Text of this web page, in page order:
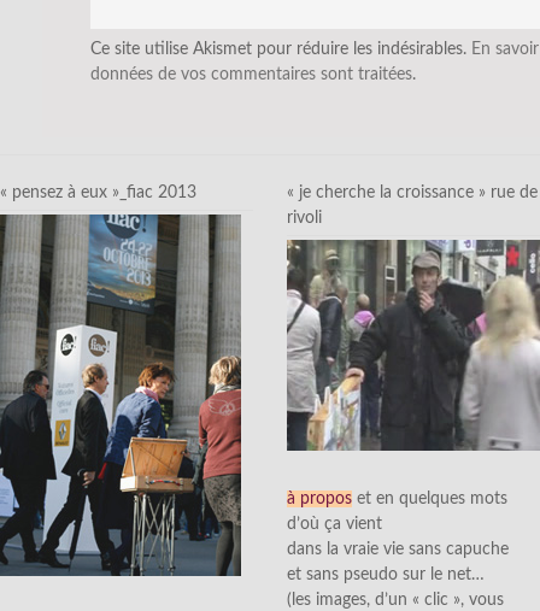
Ce site utilise Akismet pour réduire les indésirables. En
données de vos commentaires sont traitées.
« pensez à eux »_fiac 2013
« je cherche la croissance » rue de
rivoli
à propos et en quelques mots
d’où ça vient
dans la vraie vie sans capuche
et sans pseudo sur le net…
(les images, d’un « clic », vous